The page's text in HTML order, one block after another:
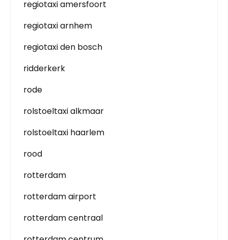
regiotaxi amersfoort
regiotaxi arnhem
regiotaxi den bosch
ridderkerk
rode
rolstoeltaxi alkmaar
rolstoeltaxi haarlem
rood
rotterdam
rotterdam airport
rotterdam centraal